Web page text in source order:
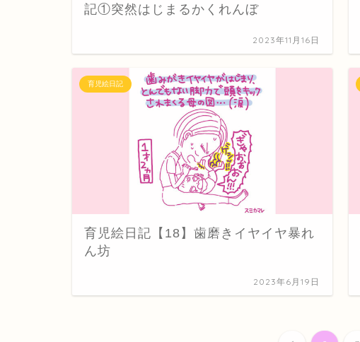
記①突然はじまるかくれんぼ
2023年11月16日
育児絵日記
育児絵日記【18】歯磨きイヤイヤ暴れ
ん坊
2023年6月19日